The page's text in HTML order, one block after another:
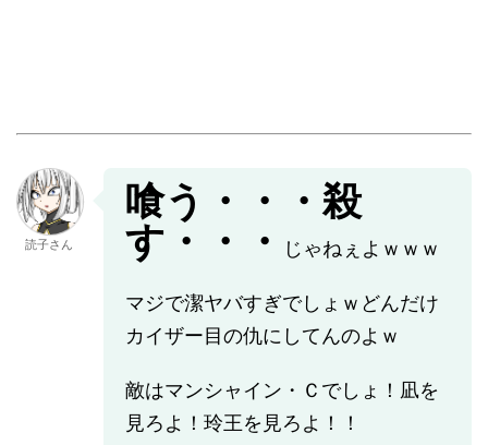
読子さん
喰う・・・殺
す・・・
じゃねぇよｗｗｗ
マジで潔ヤバすぎでしょｗどんだけ
カイザー目の仇にしてんのよｗ
敵はマンシャイン・Ｃでしょ！凪を
見ろよ！玲王を見ろよ！！